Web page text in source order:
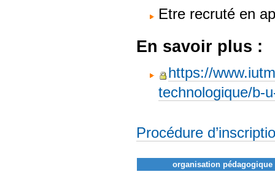
Etre recruté en
En savoir plus :
https://
technologique/b-
Procédure
organisation